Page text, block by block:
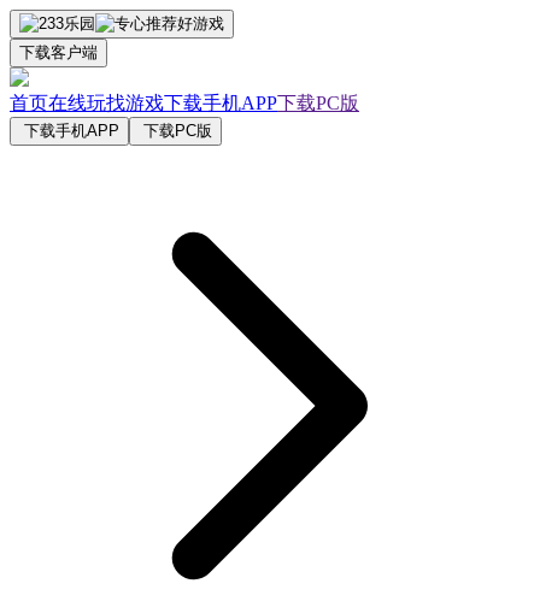
下载客户端
首页在线玩找游戏下载手机APP下载PC版
下载手机APP 下载PC版